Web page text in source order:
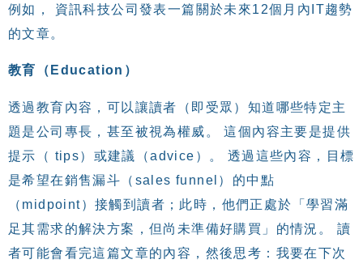
例如， 資訊科技公司發表一篇關於未來12個月內IT趨勢
的文章。
教育（Education）
透過教育內容，可以讓讀者（即受眾）知道哪些特定主
題是公司專長，甚至被視為權威。 這個內容主要是提供
提示（ tips）或建議（advice）。 透過這些內容，目標
是希望在銷售漏斗（sales funnel）的中點
（midpoint）接觸到讀者；此時，他們正處於「學習滿
足其需求的解決方案，但尚未準備好購買」的情況。 讀
者可能會看完這篇文章的內容，然後思考：我要在下次